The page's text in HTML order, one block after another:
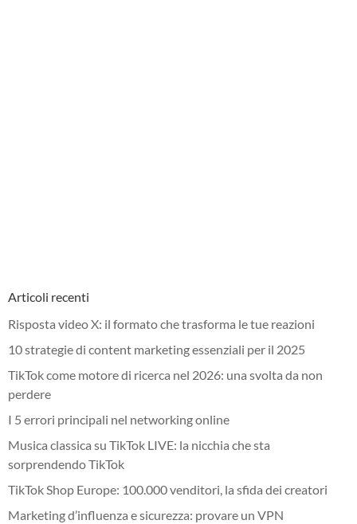
Articoli recenti
Risposta video X: il formato che trasforma le tue reazioni
10 strategie di content marketing essenziali per il 2025
TikTok come motore di ricerca nel 2026: una svolta da non
perdere
I 5 errori principali nel networking online
Musica classica su TikTok LIVE: la nicchia che sta
sorprendendo TikTok
TikTok Shop Europe: 100.000 venditori, la sfida dei creatori
Marketing d’influenza e sicurezza: provare un VPN